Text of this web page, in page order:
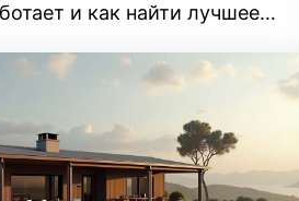
и как найти лучшее